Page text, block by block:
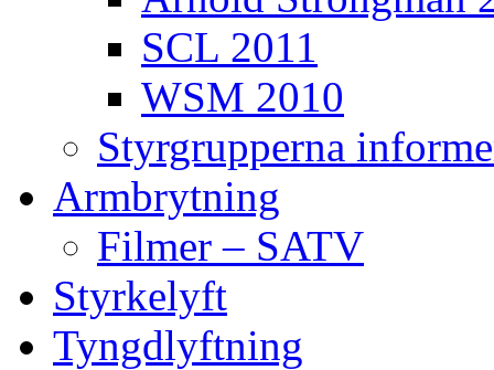
SCL 2011
WSM 2010
Styrgrupperna
Armbrytning
Filmer – SATV
Styrkelyft
Tyngdlyftning